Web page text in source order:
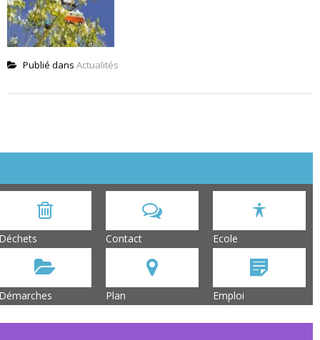
Publié dans Actualités
Contact Ecole
Plan Emploi